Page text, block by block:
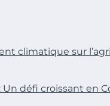
climatique sur
défi croissant en